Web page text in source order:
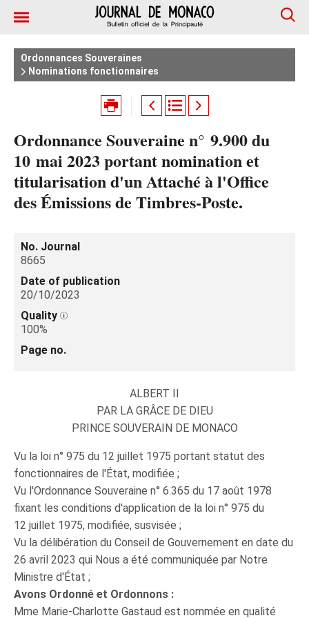
Ordonnances Souveraines
Nominations fonctionnaires
Ordonnance Souveraine n° 9.900 du
10 mai 2023 portant nomination et
titularisation d'un Attaché à l'Office
des Émissions de Timbres-Poste.
No. Journal
8665
Date of publication
20/10/2023
Quality
100%
Page no.
ALBERT II
PAR LA GRÂCE DE DIEU
PRINCE SOUVERAIN DE MONACO
Vu la loi n° 975 du 12 juillet 1975 portant statut des
fonctionnaires de l'État, modifiée ;
Vu l'Ordonnance Souveraine n° 6.365 du 17 août 1978
fixant les conditions d'application de la loi n° 975 du
12 juillet 1975, modifiée, susvisée ;
Vu la délibération du Conseil de Gouvernement en date du
26 avril 2023 qui Nous a été communiquée par Notre
Ministre d'État ;
Avons Ordonné et Ordonnons :
Mme Marie-Charlotte Gastaud est nommée en qualité